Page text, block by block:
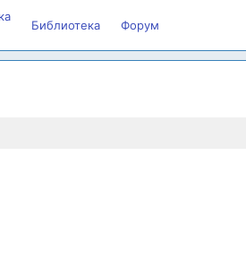
Библиотека Форум